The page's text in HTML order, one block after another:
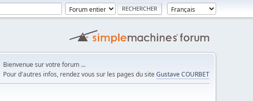
Bienvenue sur votre forum ...
Pour d'autres infos, rendez vous sur les pages du site Gustave COURBET